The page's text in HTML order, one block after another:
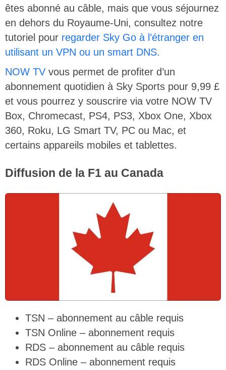
êtes abonné au câble, mais que vous séjournez
en dehors du Royaume-Uni, consultez notre
tutoriel pour regarder Sky Go à l’étranger en
utilisant un VPN ou un smart DNS.
NOW TV vous permet de profiter d’un
abonnement quotidien à Sky Sports pour 9,99 £
et vous pourrez y souscrire via votre NOW TV
Box, Chromecast, PS4, PS3, Xbox One, Xbox
360, Roku, LG Smart TV, PC ou Mac, et
certains appareils mobiles et tablettes.
Diffusion de la F1 au Canada
TSN – abonnement au câble requis
TSN Online – abonnement requis
RDS – abonnement au câble requis
RDS Online – abonnement requis